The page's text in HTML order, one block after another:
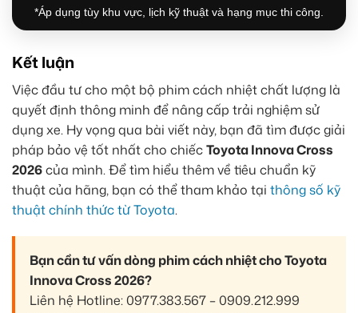
*Áp dụng tùy khu vực, lịch kỹ thuật và hạng mục thi công.
Kết luận
Việc đầu tư cho một bộ phim cách nhiệt chất lượng là
quyết định thông minh để nâng cấp trải nghiệm sử
dụng xe. Hy vọng qua bài viết này, bạn đã tìm được giải
pháp bảo vệ tốt nhất cho chiếcToyota Innova Cross
2026của mình. Để tìm hiểu thêm về tiêu chuẩn kỹ
thuật của hãng, bạn có thể tham khảo tại thông số kỹ
thuật chính thức từ Toyota.
Bạn cần tư vấn dòng phim cách nhiệt cho Toyota
Innova Cross 2026?
Liên hệ Hotline: 0977.383.567 – 0909.212.999